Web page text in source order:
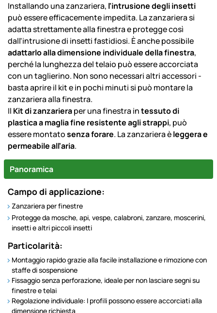
Installando una zanzariera, l'intrusione degli insetti
può essere efficacemente impedita. La zanzariera si
adatta strettamente alla finestra e protegge così
dall'intrusione di insetti fastidiosi. È anche possibile
adattarlo alla dimensione individuale della finestra,
perché la lunghezza del telaio può essere accorciata
con un taglierino. Non sono necessari altri accessori -
basta aprire il kit e in pochi minuti si può montare la
zanzariera alla finestra.
Il Kit di zanzarieraper una finestra intessuto di
plastica a maglia fine resistente agli strappi, può
essere montatosenza forare. La zanzariera èleggera e
permeabile all'aria.
Panoramica
Campo di applicazione:
Zanzariera per finestre
Protegge da mosche, api, vespe, calabroni, zanzare, moscerini,
insetti e altri piccoli insetti
Particolarità:
Montaggio rapido grazie alla facile installazione e rimozione con
staffe di sospensione
Fissaggio senza perforazione, ideale per non lasciare segni su
finestre e telai
Regolazione individuale: I profili possono essere accorciati alla
dimensione richiesta